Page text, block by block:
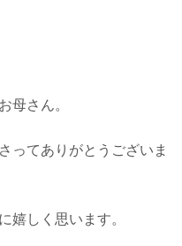
母さん。
ってありがとうございま
嬉しく思います。